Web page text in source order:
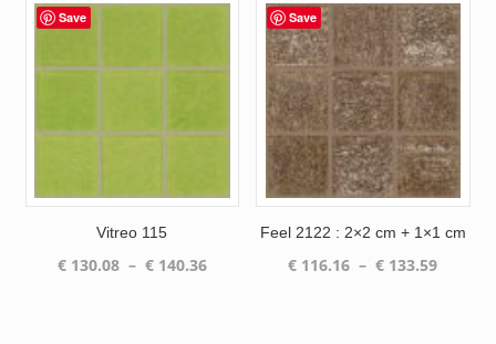
€ 125.25
€ 143.75
était :
€ 145.20.
est :
€
Save
Vitreo 115
€130.08 – €140.36Plage
Save
Feel 2122 : 2×2 cm + 1×1 cm
€ 116.16 – € 133.59Plage